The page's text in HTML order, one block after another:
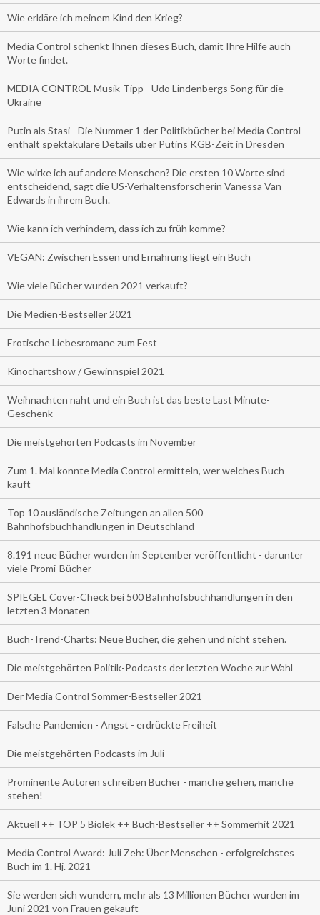
Wie erkläre ich meinem Kind den Krieg?
Media Control schenkt Ihnen dieses Buch, damit Ihre Hilfe auch
Worte findet.
MEDIA CONTROL Musik-Tipp - Udo Lindenbergs Song für die
Ukraine
Putin als Stasi - Die Nummer 1 der Politikbücher bei Media Control
enthält spektakuläre Details über Putins KGB-Zeit in Dresden
Wie wirke ich auf andere Menschen? Die ersten 10 Worte sind
entscheidend, sagt die US-Verhaltensforscherin Vanessa Van
Edwards in ihrem Buch.
Wie kann ich verhindern, dass ich zu früh komme?
VEGAN: Zwischen Essen und Ernährung liegt ein Buch
Wie viele Bücher wurden 2021 verkauft?
Die Medien-Bestseller 2021
Erotische Liebesromane zum Fest
Kinochartshow / Gewinnspiel 2021
Weihnachten naht und ein Buch ist das beste Last Minute-
Geschenk
Die meistgehörten Podcasts im November
Zum 1. Mal konnte Media Control ermitteln, wer welches Buch
kauft
Top 10 ausländische Zeitungen an allen 500
Bahnhofsbuchhandlungen in Deutschland
8.191 neue Bücher wurden im September veröffentlicht - darunter
viele Promi-Bücher
SPIEGEL Cover-Check bei 500 Bahnhofsbuchhandlungen in den
letzten 3 Monaten
Buch-Trend-Charts: Neue Bücher, die gehen und nicht stehen.
Die meistgehörten Politik-Podcasts der letzten Woche zur Wahl
Der Media Control Sommer-Bestseller 2021
Falsche Pandemien - Angst - erdrückte Freiheit
Die meistgehörten Podcasts im Juli
Prominente Autoren schreiben Bücher - manche gehen, manche
stehen!
Aktuell ++ TOP 5 Biolek ++ Buch-Bestseller ++ Sommerhit 2021
Media Control Award: Juli Zeh: Über Menschen - erfolgreichstes
Buch im 1. Hj. 2021
Sie werden sich wundern, mehr als 13 Millionen Bücher wurden im
Juni 2021 von Frauen gekauft